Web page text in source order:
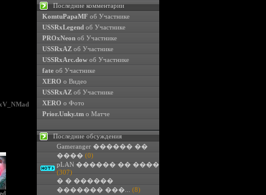
Последние комментарии
KomtuPapaMF об Участнике
USSRxLegend об Участнике
PROxNeon об Участнике
USSRxAZ об Участнике
USSRxArc.dow об Участнике
fate об Участнике
XERO о Видео
USSRxAZ об Участнике
XERO о Фото
Prior.Unky.tm о Матче
Последние обсуждения
Gameranger ������ ��
���� (0)
pLAN ������ �� ����
(307)
� � ������
������� ���...
(8)